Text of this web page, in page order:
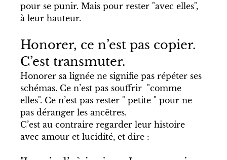
pour se punir. Mais pour rester "avec elles",
à leur hauteur.
Honorer, ce n’est pas copier.
C’est transmuter.
Honorer sa lignée ne signifie pas répéter ses
schémas. Ce n’est pas souffrir  "comme
elles". Ce n’est pas rester " petite " pour ne
pas déranger les ancêtres.
C’est au contraire regarder leur histoire
avec amour et lucidité, et dire :